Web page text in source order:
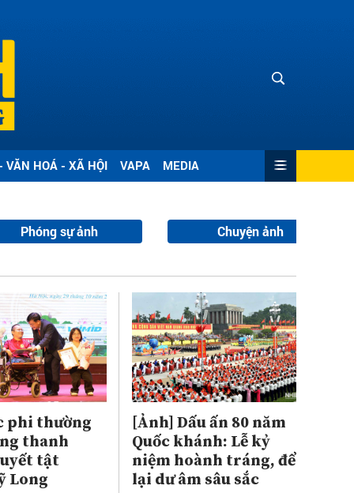
VĂN HOÁ - XÃ HỘI VAPA MEDIA
Phóng sự ảnh Chuyện ảnh
phi thường
thanh
tật
Long
[Ảnh] Dấu ấn 80 năm
Quốc khánh: Lễ kỷ
niệm hoành tráng, để
lại dư âm sâu sắc